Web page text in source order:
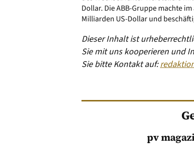
Dollar. Die ABB-Gruppe machte
Milliarden US-Dollar und
Dieser Inhalt ist
Sie mit uns kooperieren und
Sie bitte Kontakt auf:
pv